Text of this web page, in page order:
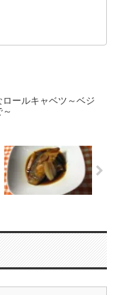
ールキャベツ～ベジ